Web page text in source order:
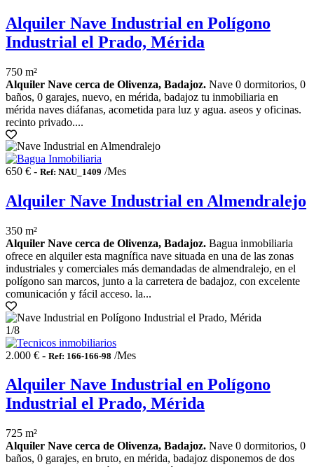
Alquiler Nave Industrial en Polígono
Industrial el Prado, Mérida
750 m²
Alquiler Nave cerca de Olivenza, Badajoz. Nave 0 dormitorios, 0
baños, 0 garajes, nuevo, en mérida, badajoz tu inmobiliaria en
mérida naves diáfanas, acometida para luz y agua. aseos y oficinas.
recinto privado....
650 € - Ref: NAU_1409 /Mes
Alquiler Nave Industrial en Almendralejo
350 m²
Alquiler Nave cerca de Olivenza, Badajoz. Bagua inmobiliaria
ofrece en alquiler esta magnífica nave situada en una de las zonas
industriales y comerciales más demandadas de almendralejo, en el
polígono san marcos, junto a la carretera de badajoz, con excelente
comunicación y fácil acceso. la...
1/8
2.000 € - Ref: 166-166-98 /Mes
Alquiler Nave Industrial en Polígono
Industrial el Prado, Mérida
725 m²
Alquiler Nave cerca de Olivenza, Badajoz. Nave 0 dormitorios, 0
baños, 0 garajes, en bruto, en mérida, badajoz disponemos de dos